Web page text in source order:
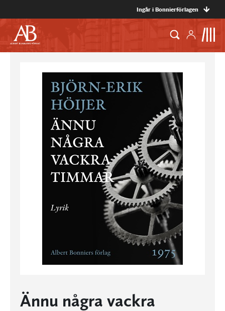
Ingår i Bonnierförlagen
Ännu några vackra